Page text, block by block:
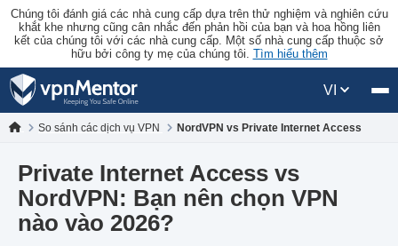
Chúng tôi đánh giá các nhà cung cấp dựa trên thử nghiệm và nghiên cứu
khắt khe nhưng cũng cân nhắc đến phản hồi của bạn và hoa hồng liên
kết của chúng tôi với các nhà cung cấp. Một số nhà cung cấp thuộc sở
hữu bởi công ty mẹ của chúng tôi. Tìm hiểu thêm
VI
So sánh các dịch vụ VPN NordVPN vs Private Internet Access
Private Internet Access vs
NordVPN: Bạn nên chọn VPN
nào vào 2026?